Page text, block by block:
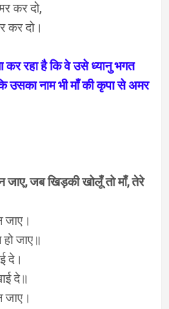
कर दो,
कर दो।
कर रहा है कि वे उसे ध्यानु भगत
उसका नाम भी माँ की कृपा से अमर
जाए, जब खिड़की खोलूँ तो माँ, तेरे
जाए।
जाए॥
दे।
दे॥
जाए।